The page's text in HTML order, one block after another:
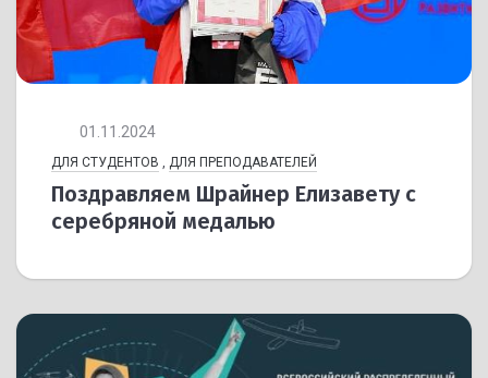
01.11.2024
ДЛЯ СТУДЕНТОВ ДЛЯ ПРЕПОДАВАТЕЛЕЙ
Поздравляем Шрайнер Елизавету с
серебряной медалью